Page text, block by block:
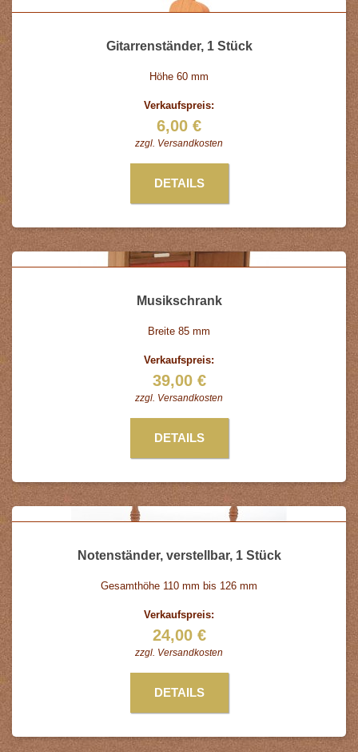
Gitarrenständer, 1 Stück
Höhe 60 mm
Verkaufspreis:
6,00 €
zzgl. Versandkosten
DETAILS
Musikschrank
Breite 85 mm
Verkaufspreis:
39,00 €
zzgl. Versandkosten
DETAILS
Notenständer, verstellbar, 1 Stück
Gesamthöhe 110 mm bis 126 mm
Verkaufspreis:
24,00 €
zzgl. Versandkosten
DETAILS